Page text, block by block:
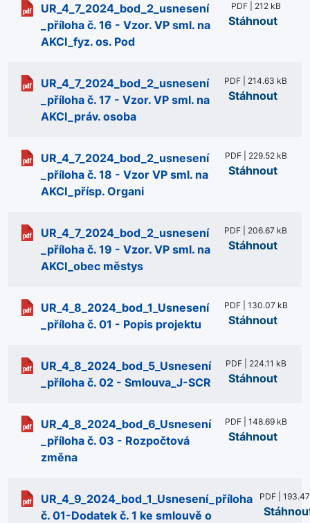
UR_4_7_2024_bod_2_usnesení
_příloha č. 16 - Vzor. VP sml. na
AKCI_fyz. os. Pod
PDF | 212 kB
Stáhnout
UR_4_7_2024_bod_2_usnesení
_příloha č. 17 - Vzor. VP sml. na
AKCI_práv. osoba
PDF | 214.63 kB
Stáhnout
UR_4_7_2024_bod_2_usnesení
_příloha č. 18 - Vzor VP sml. na
AKCI_přísp. Organi
PDF | 229.52 kB
Stáhnout
UR_4_7_2024_bod_2_usnesení
_příloha č. 19 - Vzor. VP sml. na
AKCI_obec městys
PDF | 206.67 kB
Stáhnout
UR_4_8_2024_bod_1_Usnesení
_příloha č. 01 - Popis projektu
PDF | 130.07 kB
Stáhnout
UR_4_8_2024_bod_5_Usnesení
_příloha č. 02 - Smlouva_J-SCR
PDF | 224.11 kB
Stáhnout
UR_4_8_2024_bod_6_Usnesení
_příloha č. 03 - Rozpočtová
změna
PDF | 148.69 kB
Stáhnout
UR_4_9_2024_bod_1_Usnesení_příloha
č. 01-Dodatek č. 1 ke smlouvě o
PDF |